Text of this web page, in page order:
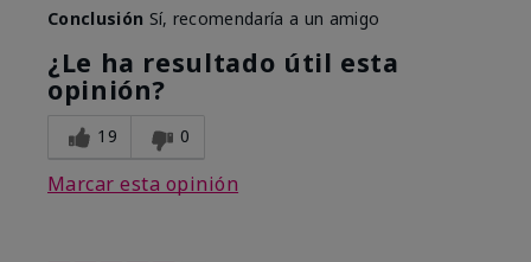
Conclusión Sí, recomendaría a un amigo
¿Le ha resultado útil esta
opinión?
19 0
Marcar esta opinión